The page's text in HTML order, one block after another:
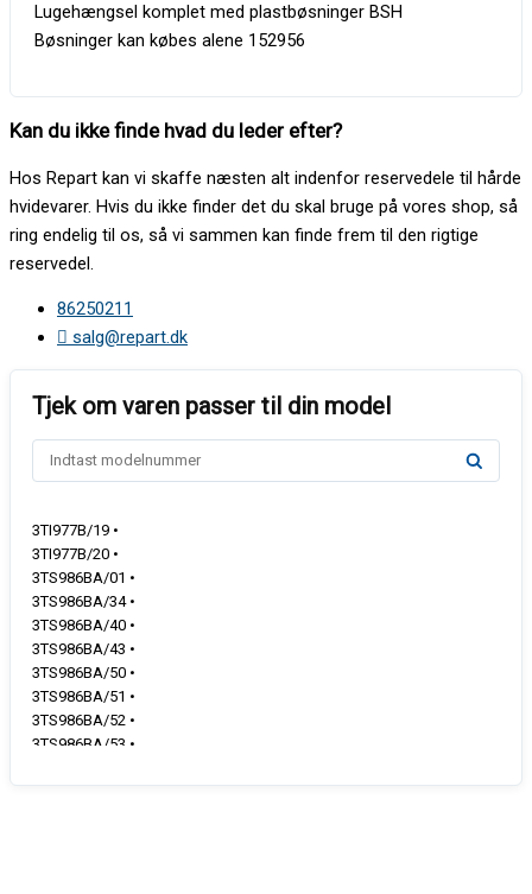
Lugehængsel komplet med plastbøsninger BSH
Bøsninger kan købes alene 152956
Kan du ikke finde hvad du leder efter?
Hos Repart kan vi skaffe næsten alt indenfor reservedele til hårde
hvidevarer. Hvis du ikke finder det du skal bruge på vores shop, så
ring endelig til os, så vi sammen kan finde frem til den rigtige
reservedel.
86250211
salg@repart.dk
3TI977B/19 •
3TI977B/20 •
3TS986BA/01 •
3TS986BA/34 •
3TS986BA/40 •
3TS986BA/43 •
3TS986BA/50 •
3TS986BA/51 •
3TS986BA/52 •
3TS986BA/53 •
3TS986BA/61 •